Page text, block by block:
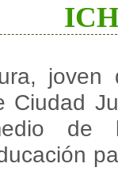
Ciudad
de